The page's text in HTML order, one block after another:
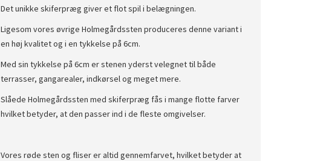
Det unikke skiferpræg giver et flot spil i belægningen.
Ligesom vores øvrige Holmegårdssten produceres denne variant i
en høj kvalitet og i en tykkelse på 6cm.
Med sin tykkelse på 6cm er stenen yderst velegnet til både
terrasser, gangarealer, indkørsel og meget mere.
Slåede Holmegårdssten med skiferpræg fås i mange flotte farver
hvilket betyder, at den passer ind i de fleste omgivelser.
Vores røde sten og fliser er altid gennemfarvet, hvilket betyder at